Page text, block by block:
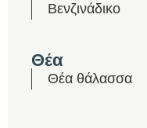
Βενζινάδικο
Θέα
Θέα θάλασσα